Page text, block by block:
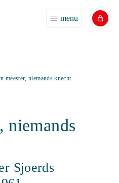
menu
meester, niemands knecht
niemands
Sjoerds